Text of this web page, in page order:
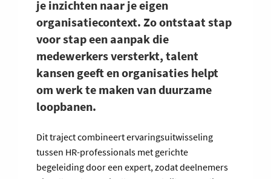
je inzichten naar je eigen
organisatiecontext. Zo ontstaat stap
voor stap een aanpak die
medewerkers versterkt, talent
kansen geeft en organisaties helpt
om werk te maken van duurzame
loopbanen.
Dit traject combineert ervaringsuitwisseling
tussen HR-professionals met gerichte
begeleiding door een expert, zodat deelnemers